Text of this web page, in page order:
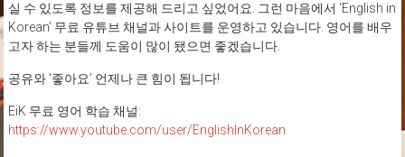
실 수 있도록 정보를 제공해 드리고 싶었어요. 그런 마음에서 ‘English in
Korean’ 무료 유튜브 채널과 사이트를 운영하고 있습니다. 영어를 배우
고자 하는 분들께 도움이 많이 됐으면 좋겠습니다.
공유와 ‘좋아요’ 언제나 큰 힘이 됩니다!
EiK 무료 영어 학습 채널:
https://www.youtube.com/user/EnglishInKorean